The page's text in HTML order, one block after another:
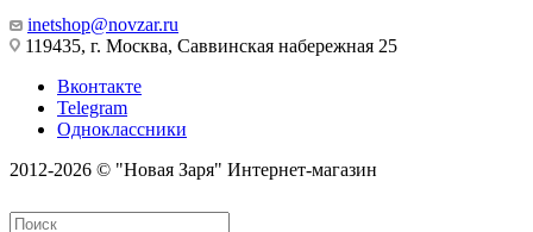
inetshop@novzar.ru
119435, г. Москва, Саввинская набережная 25
Вконтакте
Telegram
Одноклассники
2012-2026 © "Новая Заря" Интернет-магазин